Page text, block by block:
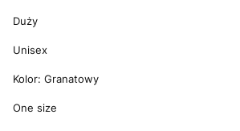
Duży
Unisex
Kolor: Granatowy
One size